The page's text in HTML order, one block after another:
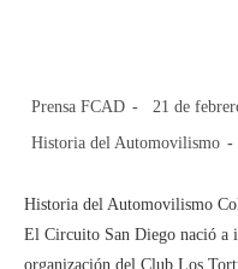
Prensa FCAD
21 de
Historia del Automovilismo
Historia del Automovilismo
El Circuito San Diego nació a
organización del Club Los